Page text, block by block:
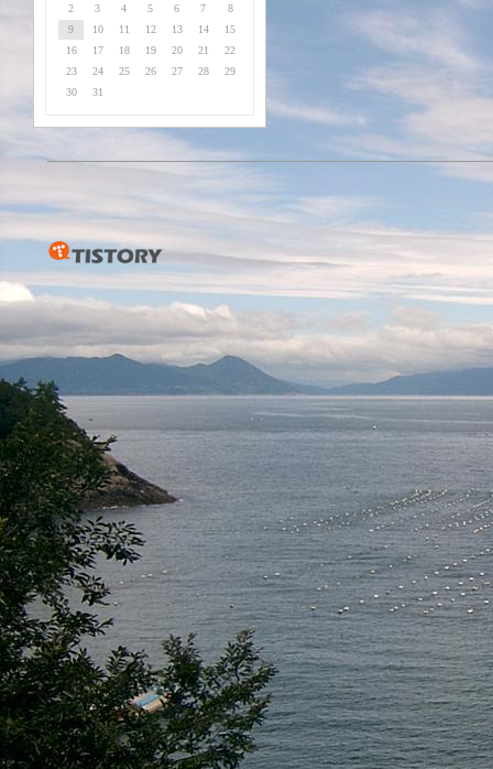
2
3 4 5 6 7
8
9
10 11 12 13 14
15
16
17 18 19 20 21
22
23
24 25 26 27 28
29
30
31